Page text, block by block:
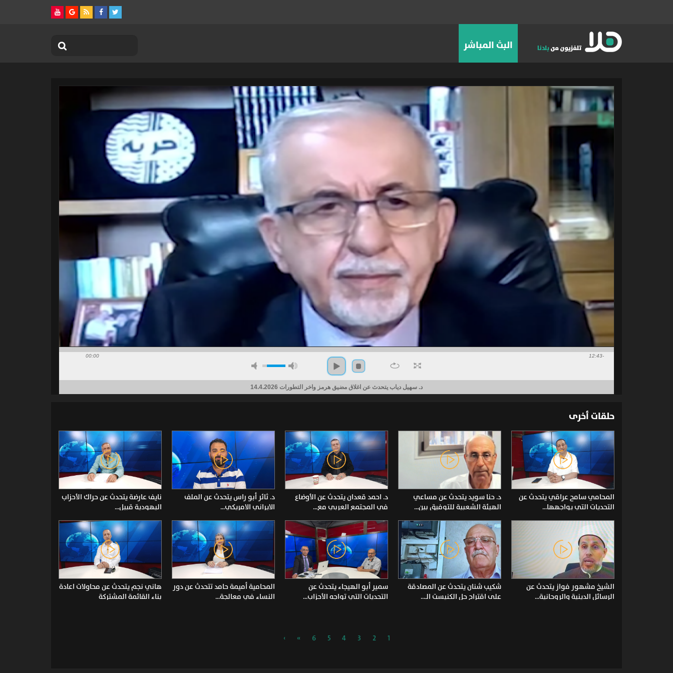
البث المباشر
00:00 -12:43
د. سهيل دياب يتحدث عن اغلاق مضيق هرمز واخر التطورات 14.4.2026
حلقات أخرى
المحامي سامح عراقي يتحدث عن
التحديات التي يواجهها...
د. حنا سويد يتحدث عن مساعي
الهيئة الشعبية للتوفيق بين...
د. احمد قعدان يتحدث عن الأوضاع
في المجتمع العربي مع...
د. ثائر أبو راس يتحدث عن الملف
الايراني الامريكي...
نايف عارضة يتحدث عن حراك الأحزاب
اليهودية قبيل...
الشيخ مشهور فواز يتحدث عن
الرسائل الدينية والروحانية...
شكيب شنان يتحدث عن المصادقة
على اقتراح حل الكنيست الـ...
سمير أبو الهيجاء يتحدث عن
التحديات التي تواجه الأحزاب...
المحامية أميمة حامد تتحدث عن دور
النساء في معالجة...
هاني نجم يتحدث عن محاولات اعادة
بناء القائمة المشتركة
1
2
3
4
5
6
»
›